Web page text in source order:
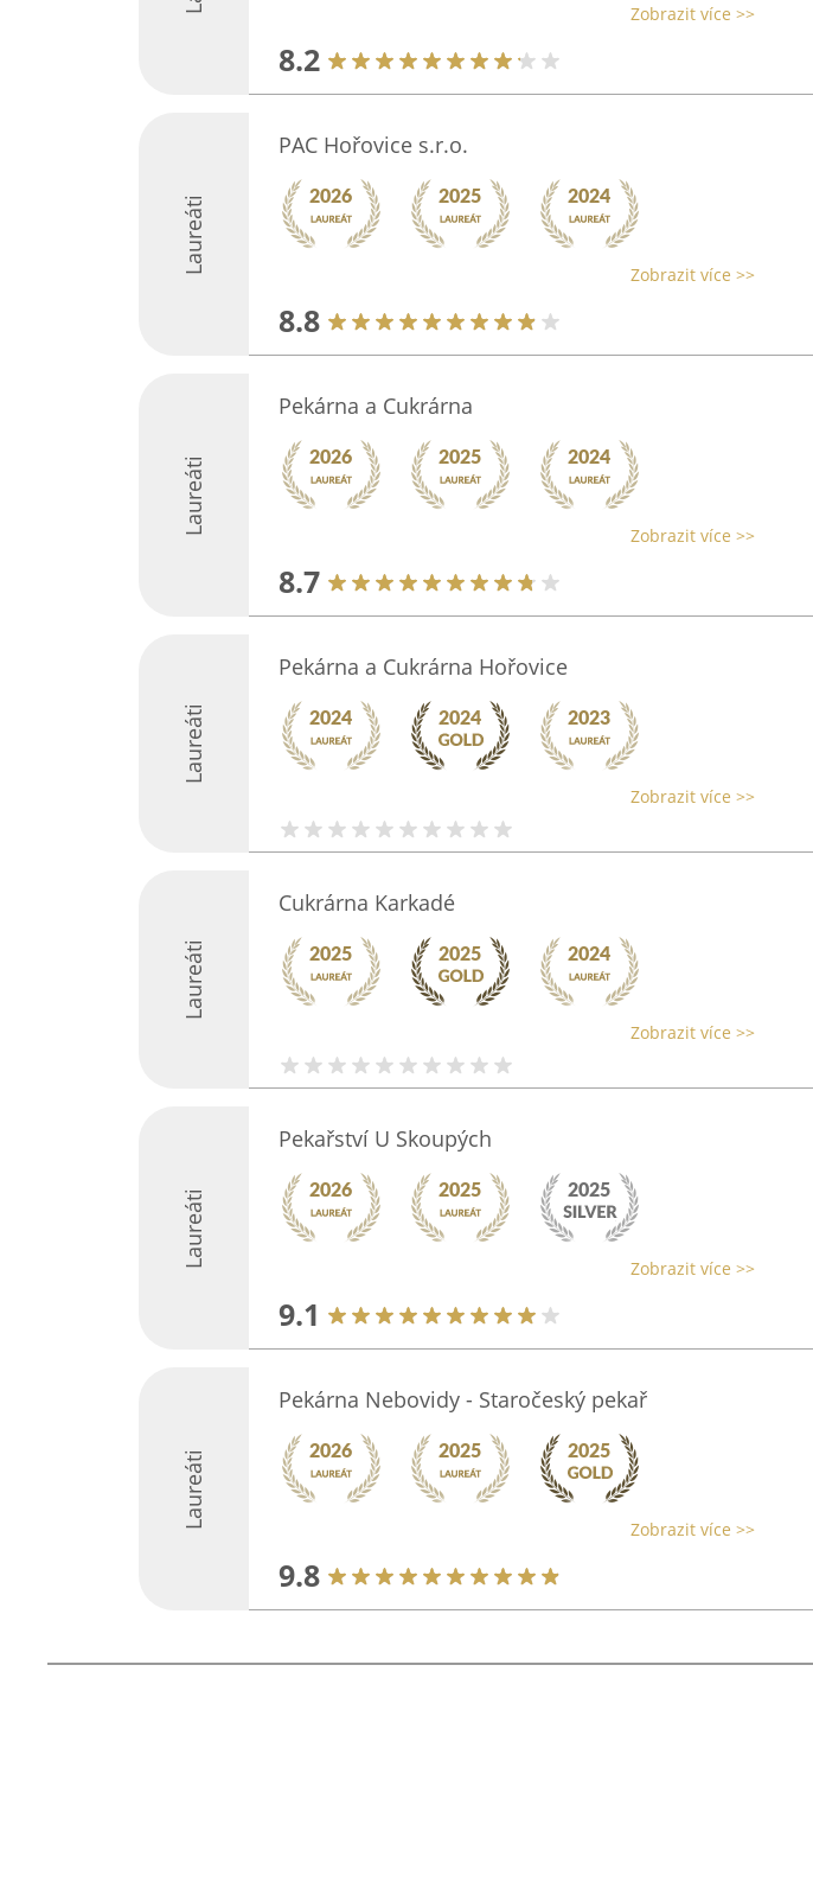
Zobrazit více >>
8.2
Laureáti
PAC Hořovice s.r.o.
Zobrazit více >>
8.8
Laureáti
Pekárna a Cukrárna
Zobrazit více >>
8.7
Laureáti
Pekárna a Cukrárna Hořovice
Zobrazit více >>
Laureáti
Cukrárna Karkadé
Zobrazit více >>
Laureáti
Pekařství U Skoupých
Zobrazit více >>
9.1
Laureáti
Pekárna Nebovidy - Staročeský pekař
Zobrazit více >>
9.8